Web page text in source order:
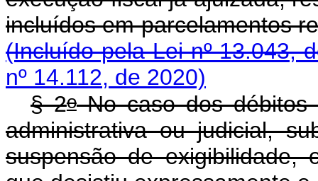
incluídos em
(Incluído pela Lei nº 13.043,
nº 14.112, de 2020)
§ 2oNo caso dos débitos
administrativa ou judicial,
suspensão de exigibilidade,